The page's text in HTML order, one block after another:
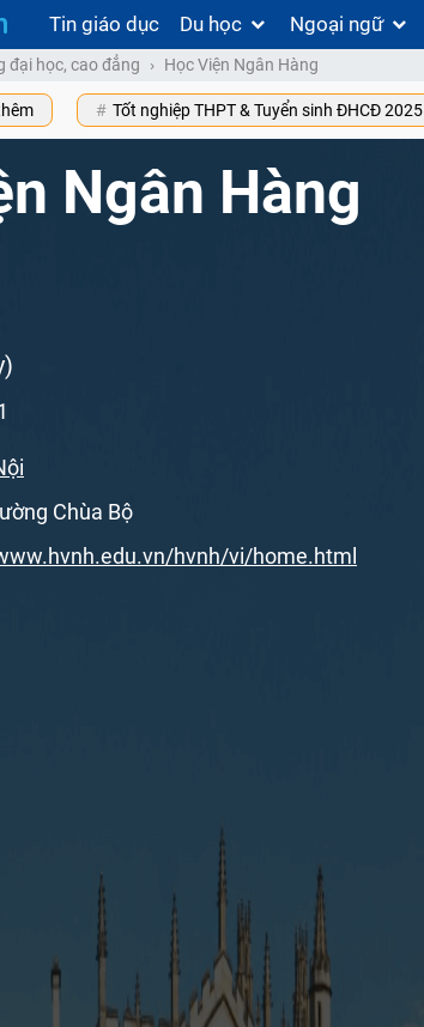
Tin giáo dục Du học Ngoại ngữ
đại học, cao đẳng Học Viện Ngân Hàng
Tốt nghiệp THPT & Tuyển sinh ĐHCĐ 2025
Ngân Hàng
Chùa Bộ
hvnh/vi/home.html